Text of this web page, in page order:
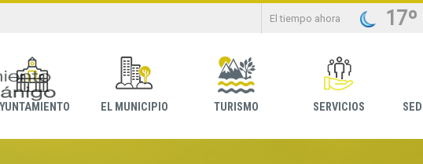
El tiempo ahora 17º
EL MUNICIPIO TURISMO SERVICIOS